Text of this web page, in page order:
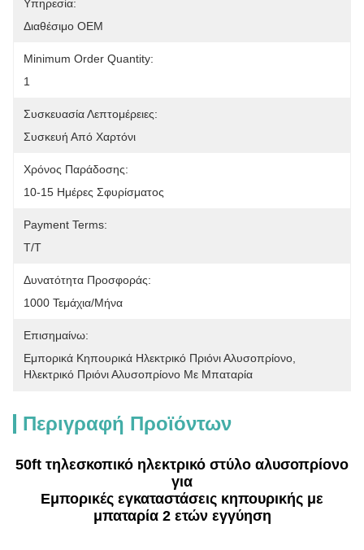
Υπηρεσία:
Διαθέσιμο OEM
Minimum Order Quantity:
1
Συσκευασία Λεπτομέρειες:
Συσκευή Από Χαρτόνι
Χρόνος Παράδοσης:
10-15 Ημέρες Σφυρίσματος
Payment Terms:
T/T
Δυνατότητα Προσφοράς:
1000 Τεμάχια/μήνα
Επισημαίνω:
Εμπορικά Κηπουρικά Ηλεκτρικό Πριόνι Αλυσοπρίονο
Ηλεκτρικό Πριόνι Αλυσοπρίονο Με Μπαταρία
Περιγραφή Προϊόντων
50ft τηλεσκοπικό ηλεκτρικό στύλο αλυσοπρίονο
για
Εμπορικές εγκαταστάσεις κηπουρικής με
μπαταρία 2 ετών εγγύηση